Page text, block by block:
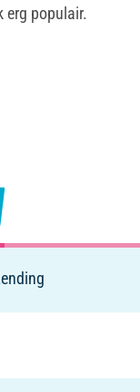
erg populair.